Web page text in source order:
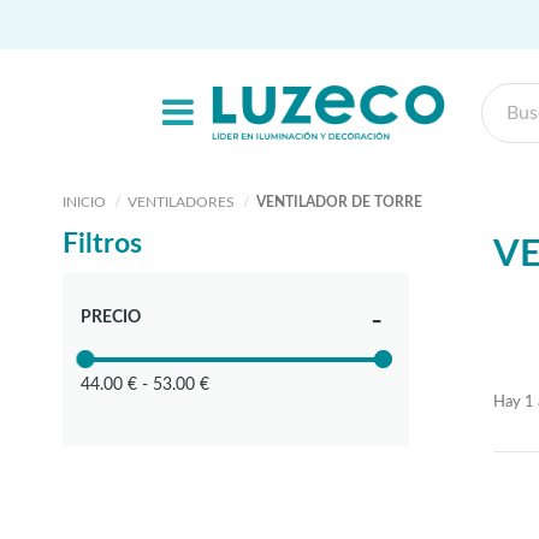
INICIO VENTILADORES VENTILADOR DE TORRE
Hay 1
Filtros
PRECIO
44.00 € - 53.00 €